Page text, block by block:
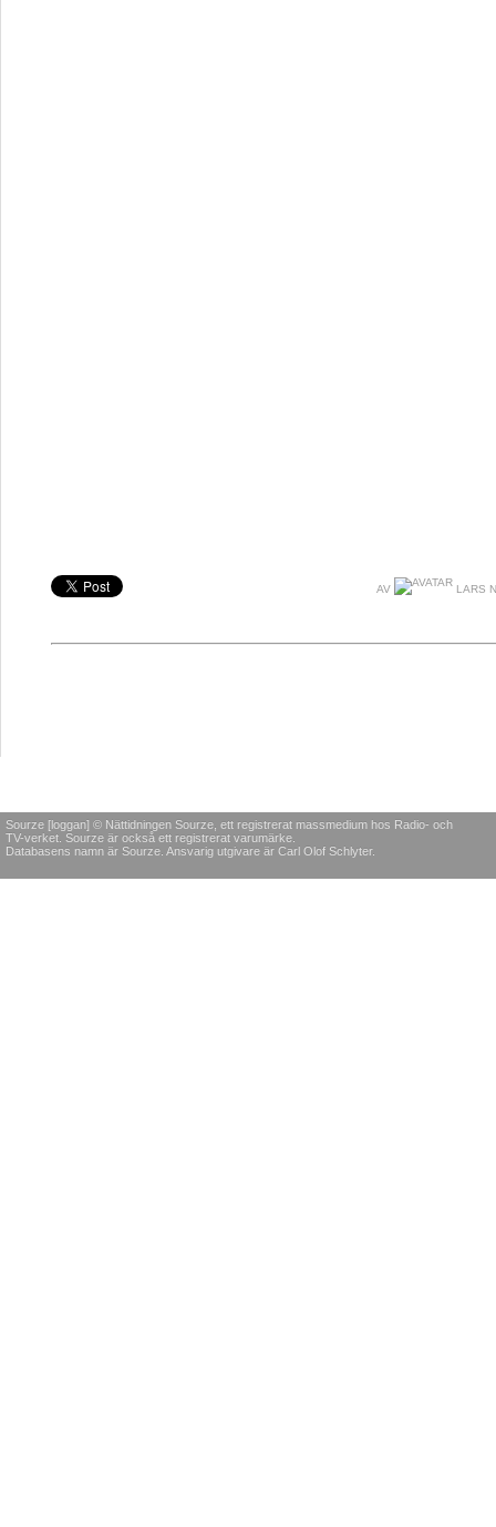
AV LARS
Sourze [loggan] © Nättidningen Sourze, ett registrerat massmedium hos Radio- och
TV-verket. Sourze är också ett registrerat varumärke.
Databasens namn är Sourze. Ansvarig utgivare är Carl Olof Schlyter.